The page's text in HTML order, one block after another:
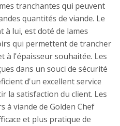
tranchantes qui peuvent
quantités de viande. Le
à lui, est doté de lames
qui permettent de trancher
à l'épaisseur souhaitée. Les
dans un souci de sécurité
d'un excellent service
la satisfaction du client. Les
à viande de Golden Chef
et plus pratique de